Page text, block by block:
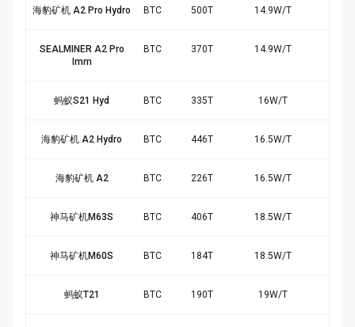
海豹矿机 A2 Pro Hydro BTC 500T 14.9W/T
SEALMINER A2 Pro
Imm
BTC 370T 14.9W/T
蚂蚁S21 Hyd BTC 335T 16W/T
海豹矿机 A2 Hydro BTC 446T 16.5W/T
海豹矿机 A2 BTC 226T 16.5W/T
神马矿机M63S BTC 406T 18.5W/T
神马矿机M60S BTC 184T 18.5W/T
蚂蚁T21 BTC 190T 19W/T